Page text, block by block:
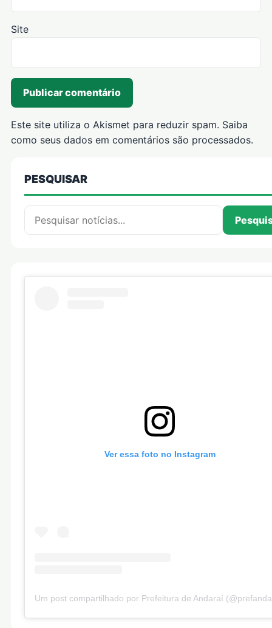
Site
Este site utiliza o Akismet para reduzir spam. Saiba
como seus dados em comentários são processados.
PESQUISAR
Pesquisar por:
Ver essa foto no Instagram
Um post compartilhado por Prefeitura de Andaraí